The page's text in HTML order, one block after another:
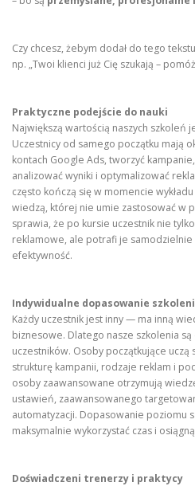
Czy chcesz, żebym dodał do tego
np. „Twoi klienci już Cię szukają –
Praktyczne podejście do nauki
Największą wartością naszych szkoleń
Uczestnicy od samego początku mają
kontach Google Ads, tworzyć
analizować wyniki i optymalizować
często kończą się w momencie
wiedzą, której nie umie zastosować w
sprawia, że po kursie uczestnik nie
reklamowe, ale potrafi je
efektywność.
Indywidualne dopasowanie
Każdy uczestnik jest inny — ma inną
biznesowe. Dlatego nasze szkolenia
uczestników. Osoby początkujące
strukturę kampanii, rodzaje reklam i
osoby zaawansowane otrzymują
ustawień, zaawansowanego
automatyzacji. Dopasowanie poziomu
maksymalnie wykorzystać czas i
Doświadczeni trenerzy i praktycy